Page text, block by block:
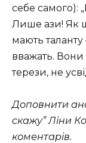
себе самого):
Лише ази! Як
мають таланту
вважать. Вони
терези, не
Доповнити
скажу” Ліни
коментарів.